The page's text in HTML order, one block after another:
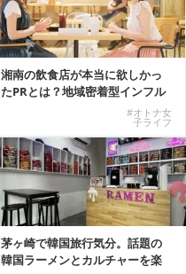
湘南の飲食店が本当に欲しかっ
たPRとは？地域密着型インフル
#オトナ女
子ライフ
茅ヶ崎で韓国旅行気分。話題の
韓国ラーメンとカルチャーを楽